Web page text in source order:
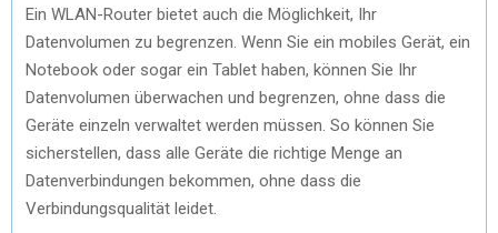
Ein WLAN-Router bietet auch die Möglichkeit, Ihr
Datenvolumen zu begrenzen. Wenn Sie ein mobiles Gerät, ein
Notebook oder sogar ein Tablet haben, können Sie Ihr
Datenvolumen überwachen und begrenzen, ohne dass die
Geräte einzeln verwaltet werden müssen. So können Sie
sicherstellen, dass alle Geräte die richtige Menge an
Datenverbindungen bekommen, ohne dass die
Verbindungsqualität leidet.